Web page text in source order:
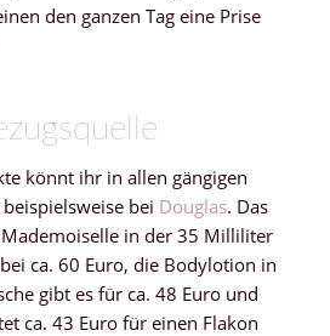
den ganzen Tag eine Prise
könnt ihr in allen gängigen
bei Douglas. Das
Mademoiselle in der 35 Milliliter
ca. 60 Euro, die Bodylotion in
gibt es für ca. 48 Euro und
ca. 43 Euro für einen Flakon